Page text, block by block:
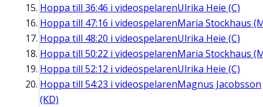
Hoppa till 36:46 i videospelarenUlrika Heie (C)
Hoppa till 47:16 i videospelarenMaria Stockhaus
Hoppa till 48:20 i videospelarenUlrika Heie (C)
Hoppa till 50:22 i videospelarenMaria Stockhaus
Hoppa till 52:12 i videospelarenUlrika Heie (C)
Hoppa till 54:23 i videospelarenMagnus Jacobsson
(KD)